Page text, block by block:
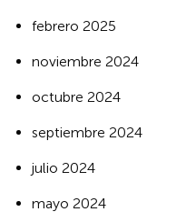
febrero 2025
noviembre 2024
octubre 2024
septiembre 2024
julio 2024
mayo 2024